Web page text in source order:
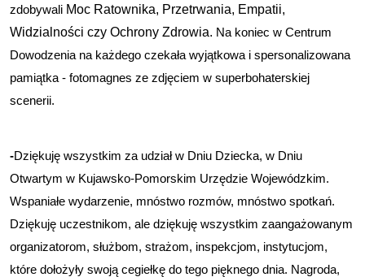
zdobywali Moc Ratownika, Przetrwania, Empatii,
Widzialności czy Ochrony Zdrowia. Na koniec w Centrum
Dowodzenia na każdego czekała wyjątkowa i spersonalizowana
pamiątka - fotomagnes ze zdjęciem w superbohaterskiej
scenerii.
-Dziękuję wszystkim za udział w Dniu Dziecka, w Dniu
Otwartym w Kujawsko-Pomorskim Urzędzie Wojewódzkim.
Wspaniałe wydarzenie, mnóstwo rozmów, mnóstwo spotkań.
Dziękuję uczestnikom, ale dziękuję wszystkim zaangażowanym
organizatorom, służbom, strażom, inspekcjom, instytucjom,
które dołożyły swoją cegiełkę do tego pięknego dnia. Nagroda,